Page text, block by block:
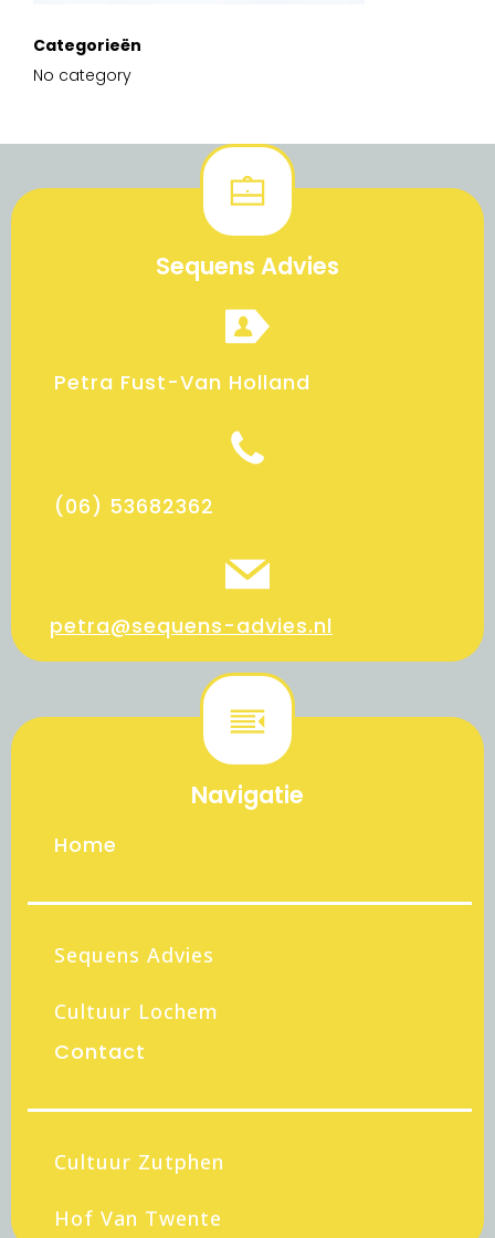
Categorieën
No category
Sequens Advies
Petra Fust-Van Holland
(06) 53682362
petra@sequens-advies.nl
Navigatie
Home
Sequens Advies
Cultuur Lochem
Contact
Cultuur Zutphen
Hof Van Twente